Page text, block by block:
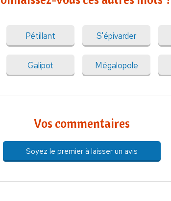
Pétillant S'épivarder
Galipot Mégalopole
Vos commentaires
Soyez le premier à laisser un avis